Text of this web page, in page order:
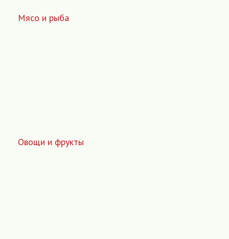
Мясо и рыба
Овощи и фрукты